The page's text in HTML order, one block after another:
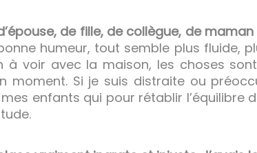
de fille, de collègue, de
humeur, tout semble plus fluide,
à voir avec la maison, les choses
moment. Si je suis distraite ou
enfants qui pour rétablir l’équilibre